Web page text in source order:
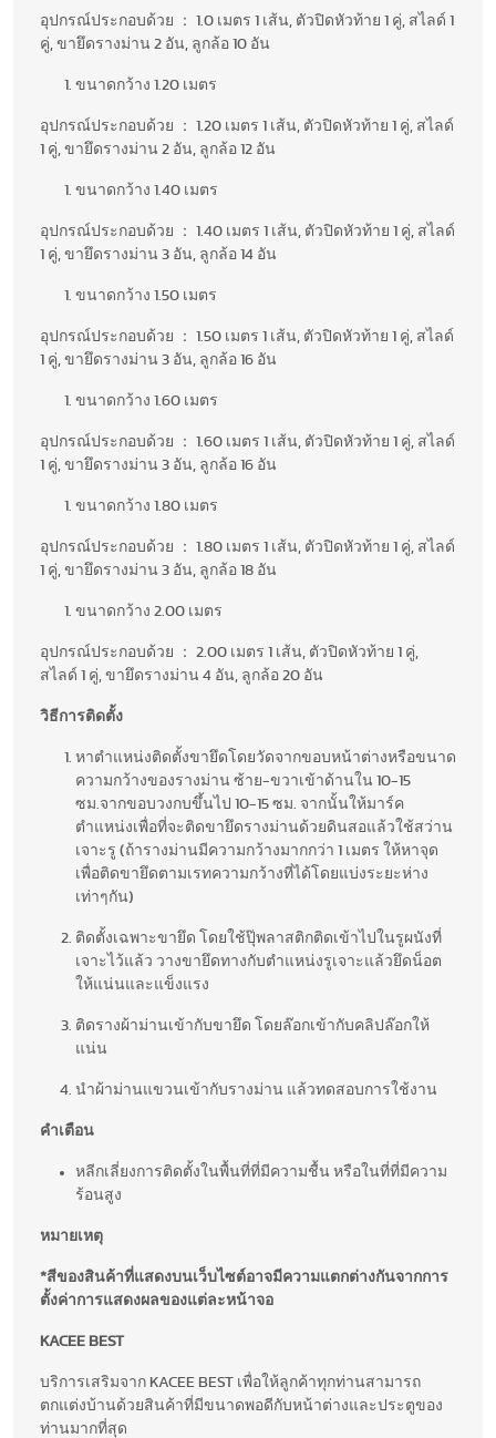
อุปกรณ์ประกอบด้วย ： 1.0 เมตร 1 เส้น, ตัวปิดหัวท้าย 1 คู่, สไลด์ 1
คู่, ขายึดรางม่าน 2 อัน, ลูกล้อ 10 อัน
ขนาดกว้าง 1.20 เมตร
อุปกรณ์ประกอบด้วย ： 1.20 เมตร 1 เส้น, ตัวปิดหัวท้าย 1 คู่, สไลด์
1 คู่, ขายึดรางม่าน 2 อัน, ลูกล้อ 12 อัน
ขนาดกว้าง 1.40 เมตร
อุปกรณ์ประกอบด้วย ： 1.40 เมตร 1 เส้น, ตัวปิดหัวท้าย 1 คู่, สไลด์
1 คู่, ขายึดรางม่าน 3 อัน, ลูกล้อ 14 อัน
ขนาดกว้าง 1.50 เมตร
อุปกรณ์ประกอบด้วย ： 1.50 เมตร 1 เส้น, ตัวปิดหัวท้าย 1 คู่, สไลด์
1 คู่, ขายึดรางม่าน 3 อัน, ลูกล้อ 16 อัน
ขนาดกว้าง 1.60 เมตร
อุปกรณ์ประกอบด้วย ： 1.60 เมตร 1 เส้น, ตัวปิดหัวท้าย 1 คู่, สไลด์
1 คู่, ขายึดรางม่าน 3 อัน, ลูกล้อ 16 อัน
ขนาดกว้าง 1.80 เมตร
อุปกรณ์ประกอบด้วย ： 1.80 เมตร 1 เส้น, ตัวปิดหัวท้าย 1 คู่, สไลด์
1 คู่, ขายึดรางม่าน 3 อัน, ลูกล้อ 18 อัน
ขนาดกว้าง 2.00 เมตร
อุปกรณ์ประกอบด้วย ： 2.00 เมตร 1 เส้น, ตัวปิดหัวท้าย 1 คู่,
สไลด์ 1 คู่, ขายึดรางม่าน 4 อัน, ลูกล้อ 20 อัน
วิธีการติดตั้ง
หาตำแหน่งติดตั้งขายึดโดยวัดจากขอบหน้าต่างหรือขนาด
ความกว้างของรางม่าน ซ้าย-ขวาเข้าด้านใน 10-15
ซม.จากขอบวงกบขึ้นไป 10-15 ซม. จากนั้นให้มาร์ค
ตำแหน่งเพื่อที่จะติดขายึดรางม่านด้วยดินสอแล้วใช้สว่าน
เจาะรู (ถ้ารางม่านมีความกว้างมากกว่า 1 เมตร ให้หาจุด
เพื่อติดขายึดตามเรทความกว้างที่ได้โดยแบ่งระยะห่าง
เท่าๆกัน)
ติดตั้งเฉพาะขายึด โดยใช้ปุ๊พลาสติกติดเข้าไปในรูผนังที่
เจาะไว้แล้ว วางขายึดทางกับตำแหน่งรูเจาะแล้วยึดน็อต
ให้แน่นและแข็งแรง
ติดรางผ้าม่านเข้ากับขายึด โดยล๊อกเข้ากับคลิปล๊อกให้
แน่น
นำผ้าม่านแขวนเข้ากับรางม่าน แล้วทดสอบการใช้งาน
คำเตือน
หลีกเลี่ยงการติดตั้งในพื้นที่ที่มีความชื้น หรือในที่ที่มีความ
ร้อนสูง
หมายเหตุ
*สีของสินค้าที่แสดงบนเว็บไซต์อาจมีความแตกต่างกันจากการ
ตั้งค่าการแสดงผลของแต่ละหน้าจอ
KACEE BEST
บริการเสริมจาก KACEE BEST เพื่อให้ลูกค้าทุกท่านสามารถ
ตกแต่งบ้านด้วยสินค้าที่มีขนาดพอดีกับหน้าต่างและประตูของ
ท่านมากที่สุด